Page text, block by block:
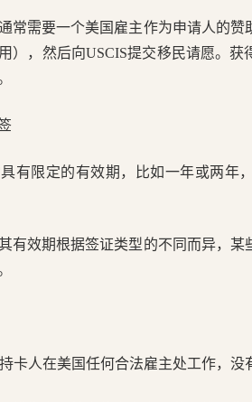
常需要一个美国雇主作为申请人的
），然后向USCIS提交移民请愿。
有限定的有效期，比如一年或两年
有效期根据签证类型的不同而异，
卡人在美国任何合法雇主处工作，没